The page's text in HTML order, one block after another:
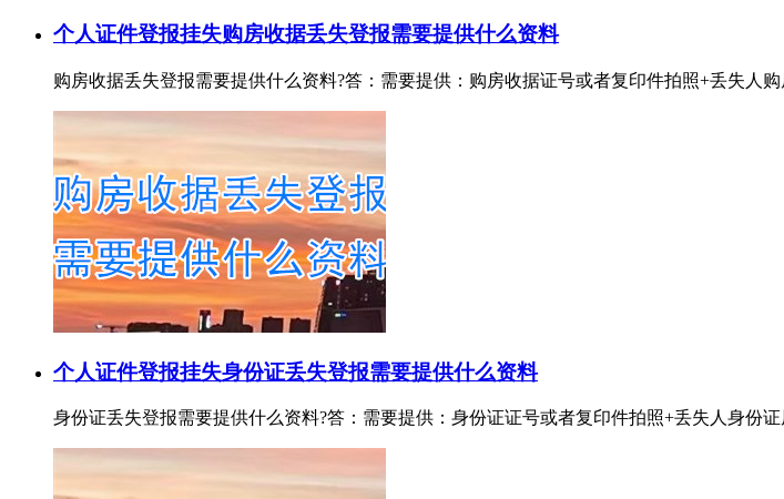
个人证件登报挂失购房收据丢失登报需要提供什么资料
购房收据丢失登报需要提供什么资料?答：需要提供：购房收据证号或者复印件拍照+丢失人
个人证件登报挂失身份证丢失登报需要提供什么资料
身份证丢失登报需要提供什么资料?答：需要提供：身份证证号或者复印件拍照+丢失人身份